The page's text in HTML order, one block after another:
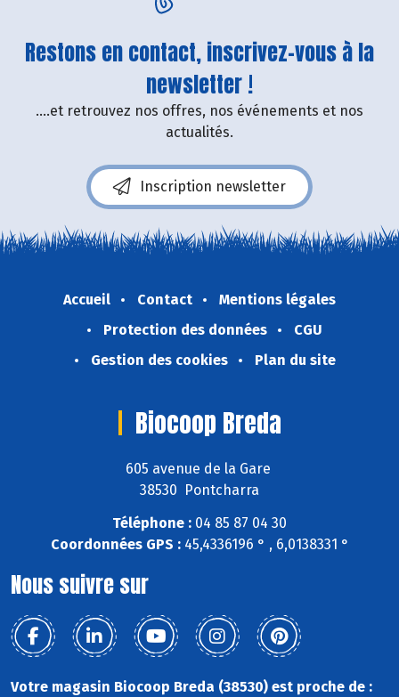
Restons en contact, inscrivez-vous à la
newsletter !
....et retrouvez nos offres, nos événements et nos
actualités.
Inscription newsletter
Accueil Contact
Mentions légales
Protection des données
CGU
Gestion des cookies
Plan du site
Biocoop Breda
605 avenue de la Gare
38530 Pontcharra
Téléphone : 04 85 87 04 30
Coordonnées GPS :45,4336196 ° , 6,0138331 °
Nous suivre sur
Votre magasin Biocoop Breda (38530) est proche de :